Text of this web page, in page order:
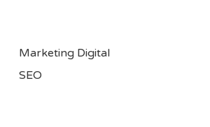
Marketing Digital
SEO